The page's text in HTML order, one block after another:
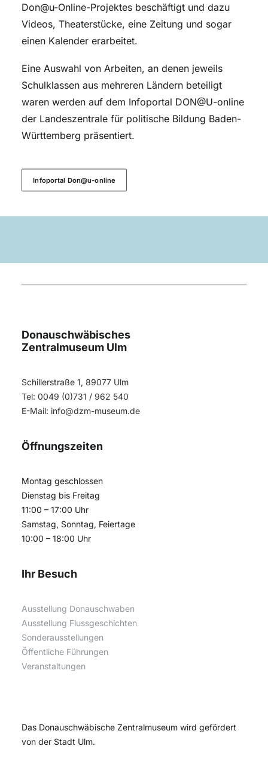
Don@u-Online-Projektes beschäftigt und dazu
Videos, Theaterstücke, eine Zeitung und sogar
einen Kalender erarbeitet.
Eine Auswahl von Arbeiten, an denen jeweils
Schulklassen aus mehreren Ländern beteiligt
waren werden auf dem Infoportal DON@U-online
der Landeszentrale für politische Bildung Baden-
Württemberg präsentiert.
Infoportal Don@u-online
Donauschwäbisches
Zentralmuseum Ulm
Schillerstraße 1, 89077 Ulm
Tel: 0049 (0)731 / 962 540
E-Mail: info@dzm-museum.de
Öffnungszeiten
Montag geschlossen
Dienstag bis Freitag
11:00 – 17:00 Uhr
Samstag, Sonntag, Feiertage
10:00 – 18:00 Uhr
Ihr Besuch
Ausstellung Donauschwaben
Ausstellung Flussgeschichten
Sonderausstellungen
Öffentliche Führungen
Veranstaltungen
Das Donauschwäbische Zentralmuseum wird gefördert
von der Stadt Ulm.